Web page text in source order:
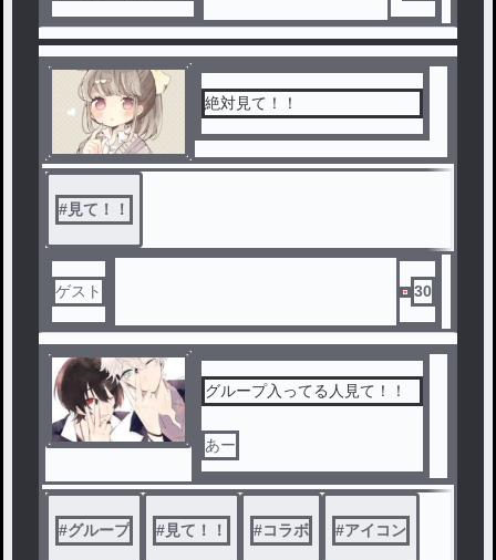
絶対見て！！
#見て！！
ゲスト 30
グループ入ってる人見て！！
あー
#グループ #見て！！ #コラボ #アイコン